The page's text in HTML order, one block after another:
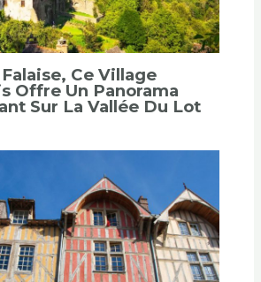
Ce Village
Offre Un Panorama
Sur La Vallée Du Lot